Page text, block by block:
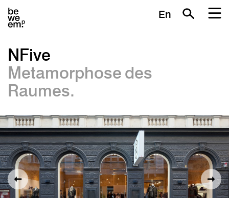
En
NFive
Metamorphose des
Raumes.